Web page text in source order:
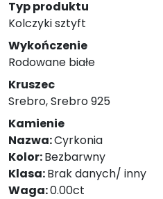
Typ produktu
Kolczyki sztyft
Wykończenie
Rodowane białe
Kruszec
Srebro, Srebro 925
Kamienie
Nazwa:Cyrkonia
Kolor:Bezbarwny
Klasa:Brak danych/ inny
Waga:0.00ct